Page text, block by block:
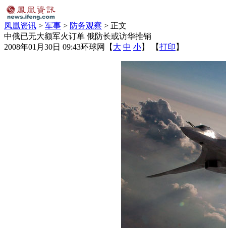
凤凰资讯 > 军事 > 防务观察 > 正文
中俄已无大额军火订单 俄防长或访华推销
2008年01月30日 09:43环球网 【 大 中 小】 【打印 】